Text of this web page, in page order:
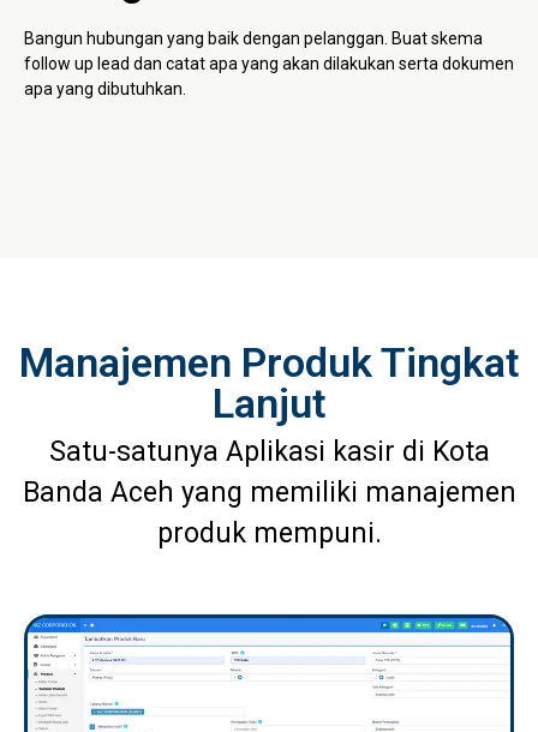
Bangun hubungan yang baik dengan pelanggan. Buat skema
follow up lead dan catat apa yang akan dilakukan serta dokumen
apa yang dibutuhkan.
Manajemen Produk Tingkat
Lanjut
Satu-satunya Aplikasi kasir di Kota
Banda Aceh yang memiliki manajemen
produk mempuni.